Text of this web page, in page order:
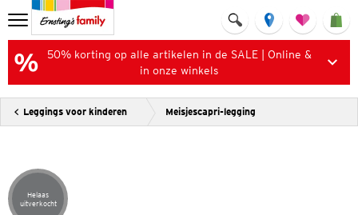
50% korting op alle artikelen in de SALE | Online &
in onze winkels
Leggings voor kinderen Meisjescapri-legging
Artikel helaas uitverkocht
Helaas
uitverkocht